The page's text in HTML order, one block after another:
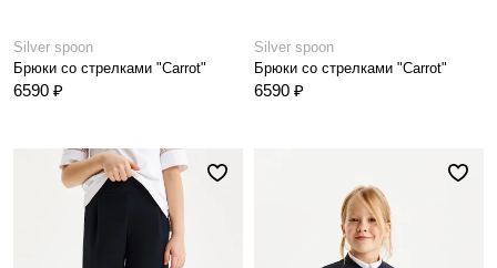
Silver spoon
Брюки со стрелками "Carrot"
6590 ₽
Silver spoon
Брюки со стрелками "Carrot"
6590 ₽